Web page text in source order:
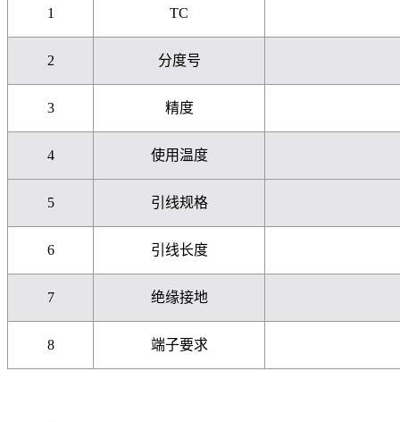
1 TC
2 分度号
3 精度
4 使用温度
5 引线规格
6 引线长度
7 绝缘接地
8 端子要求